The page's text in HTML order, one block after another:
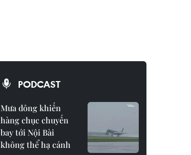
PODCAST
Mưa dông khiến
hàng chục chuyến
bay tới Nội Bài
không thể hạ cánh